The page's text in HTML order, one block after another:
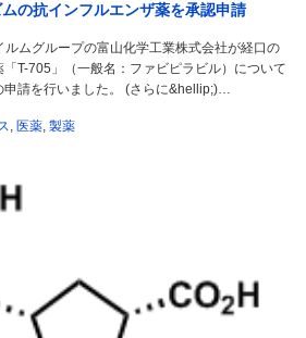
の抗インフルエンザ薬を承認申請
ムグループの富山化学工業株式会社が経口の
T-705」（一般名：ファビピラビル）について
申請を行いました。 (さらに&hellip;)…
, 医薬, 製薬